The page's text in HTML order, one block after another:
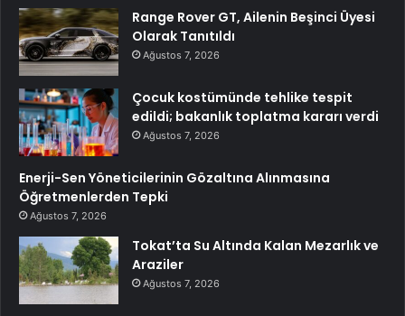
Range Rover GT, Ailenin Beşinci Üyesi
Olarak Tanıtıldı
Ağustos 7, 2026
Çocuk kostümünde tehlike tespit
edildi; bakanlık toplatma kararı verdi
Ağustos 7, 2026
Enerji-Sen Yöneticilerinin Gözaltına Alınmasına
Öğretmenlerden Tepki
Ağustos 7, 2026
Tokat’ta Su Altında Kalan Mezarlık ve
Araziler
Ağustos 7, 2026